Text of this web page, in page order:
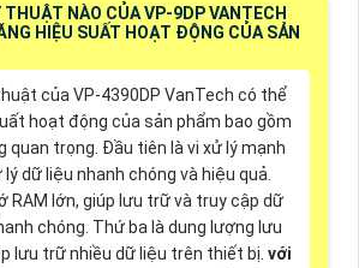
THUẬT NÀO CỦA VP-9DP VANTECH
HIỆU SUẤT HOẠT ĐỘNG CỦA SẢN
của VP-4390DP VanTech có thể
hoạt động của sản phẩm bao gồm
quan trọng. Đầu tiên là vi xử lý mạnh
dữ liệu nhanh chóng và hiệu quả.
RAM lớn, giúp lưu trữ và truy cập dữ
chóng. Thứ ba là dung lượng lưu
lưu trữ nhiều dữ liệu trên thiết bị. với